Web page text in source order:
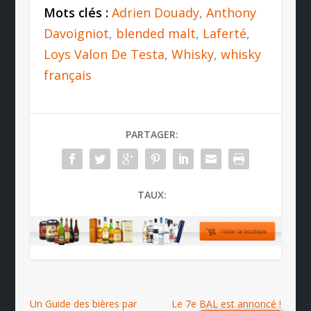
Mots clés : Adrien Douady, Anthony
Davoigniot, blended malt, Laferté,
Loys Valon De Testa, Whisky, whisky
français
PARTAGER:
TAUX:
Un Guide des bières par
Le 7e BAL est annoncé !